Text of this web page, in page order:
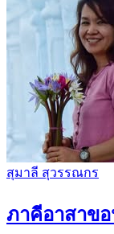
สุมาลี สุวรรณกร
ภาคีอาสาข